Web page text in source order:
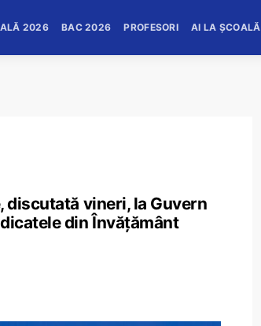
2026 BAC 2026 PROFESORI AI LA ȘCOALĂ
discutată vineri, la Guvern
din Învățământ